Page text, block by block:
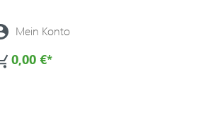
Mein Konto
0,00 €*